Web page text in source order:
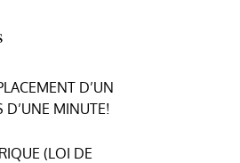
D’UN
MINUTE!
(LOI DE